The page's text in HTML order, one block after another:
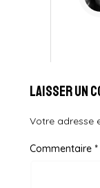
Laisser un
Votre adresse
Commentaire*